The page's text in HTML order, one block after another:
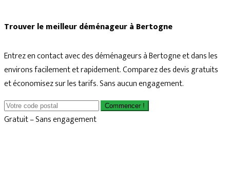
Trouver le meilleur déménageur à Bertogne
Entrez en contact avec des déménageurs à Bertogne et dans les
environs facilement et rapidement. Comparez des devis gratuits
et économisez sur les tarifs. Sans aucun engagement.
Commencer !
Gratuit – Sans engagement